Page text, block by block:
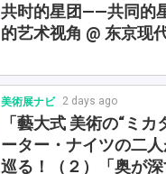
共时的星团——共同的
的艺术视角 @ 东京现
美術展ナビ 2 days ago
「藝大式 美術の“ミカ
ーター・ナイツの二
巡る！（２）「奥が